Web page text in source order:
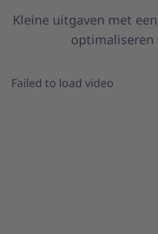
Kleine uitgaven met
optimaliseren
Failed to load video